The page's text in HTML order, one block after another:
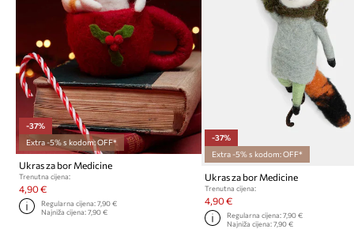
-37%
Extra -5% s kodom: OFF*
Ukras za bor Medicine
Trenutna cijena:
4,90 €
Regularna cijena:7,90 €
Najniža cijena:7,90 €
-37%
Extra -5% s kodom: OFF*
Ukras za bor Medicine
Trenutna cijena:
4,90 €
Regularna cijena: 7,90 €
Najniža cijena: 7,90 €